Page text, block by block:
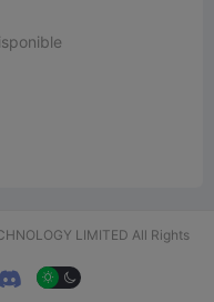
LIMITED All Rights